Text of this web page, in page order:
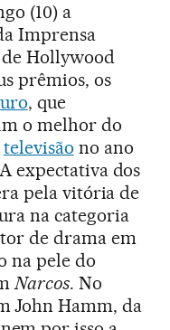
(10) a
Imprensa
Hollywood
prêmios, os
, que
o melhor do
televisão no ano
expectativa dos
pela vitória de
na categoria
de drama em
na pele do
Narcos. No
John Hamm, da